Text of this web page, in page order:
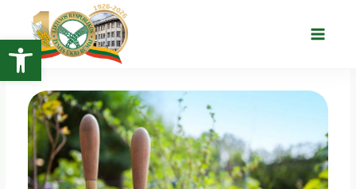
Open toolbar
turinio
Main